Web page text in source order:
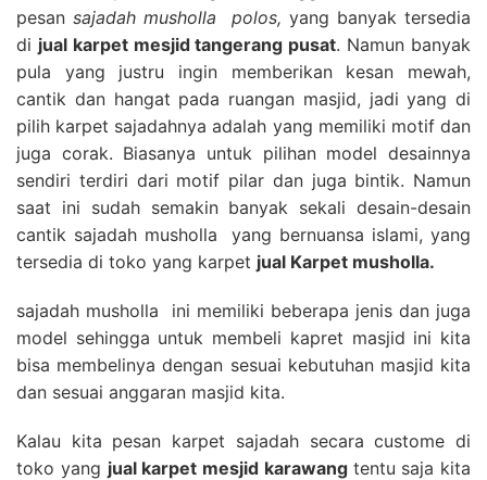
pesan sajadah musholla polos, yang banyak tersedia
di jual karpet mesjid tangerang pusat. Namun banyak
pula yang justru ingin memberikan kesan mewah,
cantik dan hangat pada ruangan masjid, jadi yang di
pilih karpet sajadahnya adalah yang memiliki motif dan
juga corak. Biasanya untuk pilihan model desainnya
sendiri terdiri dari motif pilar dan juga bintik. Namun
saat ini sudah semakin banyak sekali desain-desain
cantik sajadah musholla yang bernuansa islami, yang
tersedia di toko yang karpet jual Karpet musholla.
sajadah musholla ini memiliki beberapa jenis dan juga
model sehingga untuk membeli kapret masjid ini kita
bisa membelinya dengan sesuai kebutuhan masjid kita
dan sesuai anggaran masjid kita.
Kalau kita pesan karpet sajadah secara custome di
toko yang jual karpet mesjid karawang tentu saja kita